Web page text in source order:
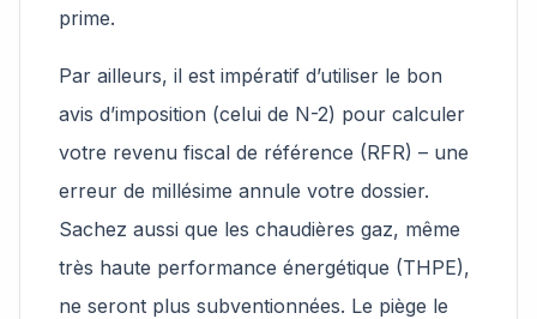
prime.
Par ailleurs, il est impératif d’utiliser le bon
avis d’imposition (celui de N-2) pour calculer
votre revenu fiscal de référence (RFR) – une
erreur de millésime annule votre dossier.
Sachez aussi que les chaudières gaz, même
très haute performance énergétique (THPE),
ne seront plus subventionnées. Le piège le